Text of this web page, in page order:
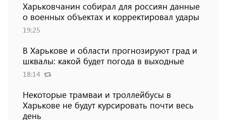
Харьковчанин собирал для россиян данные
о военных объектах и ​​корректировал удары
19:25
В Харькове и области прогнозируют град и
шквалы: какой будет погода в выходные
18:14
Некоторые трамваи и троллейбусы в
Харькове не будут курсировать почти весь
день